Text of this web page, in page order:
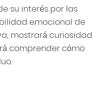
su interés por las
emocional de
mostrará curiosidad
comprender cómo